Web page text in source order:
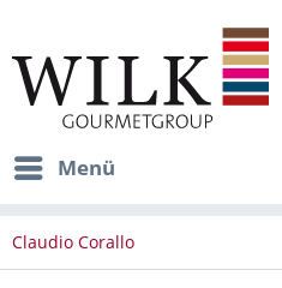
Menü
Claudio Corallo